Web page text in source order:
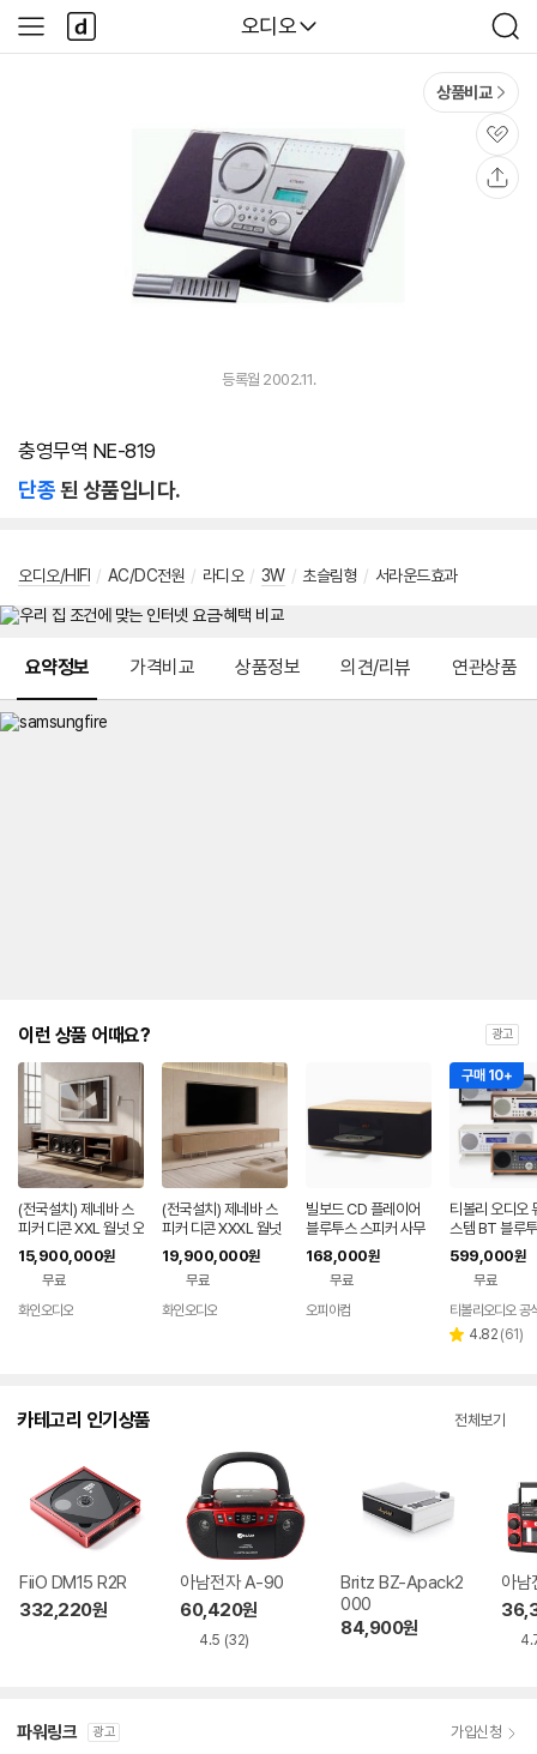
다나와
오디오
검
색
사
이
다
나
와
상품비교
관
심
등록월 2002.11.
충영무역 NE-819
단종된 상품입니다.
오디오/HIFI / AC/DC전원 / 라디오 / 3W / 초슬림형 / 서라운드효과
요약정보 가격비교 상품정보 의견/리뷰 연관상품
이런 상품 어때요? 광고
(전국설치) 제네바 스
피커 디콘 XXL 월넛 오
크 최신모델 백화점동
일상품
15,900,000원
무료
화인오디오
(전국설치) 제네바 스
피커 디콘 XXXL 월넛
오크 최신모델 백화점
동일상품
19,900,000원
무료
화인오디오
빌보드 CD 플레이어
블루투스 스피커 사무
실 가정용 인테리어 스
마트폰 핸드폰 DC-01
168,000원
무료
오피아컴
구매 10+
티볼리 오디오
스템 BT 블루
인원 스피커 우
레오 CD플레
모컨
599,000원
무료
티볼리오디오 공
별 4.82 리
(61)
카테고리 인기상품 전체보기
FiiO DM15 R2R
332,220원
아남전자 A-90
60,420원
4.5 (32)
Britz BZ-Apack2
000
84,900원
아
파워링크 광고 가입신청